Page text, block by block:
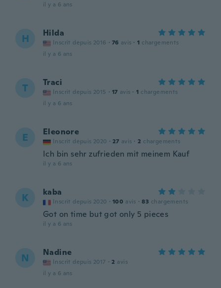
il y a 6 ans
H Hilda
Inscrit depuis 2016 · 76 avis · 1 chargements
il y a 6 ans
T Traci
Inscrit depuis 2015 · 17 avis · 1 chargements
il y a 6 ans
E Eleonore
Inscrit depuis 2020 · 27 avis · 2 chargements
Ich bin sehr zufrieden mit meinem Kauf
il y a 6 ans
K kaba
Inscrit depuis 2020 · 100 avis · 83 chargements
Got on time but got only 5 pieces
il y a 6 ans
N Nadine
Inscrit depuis 2017 · 2 avis
il y a 6 ans